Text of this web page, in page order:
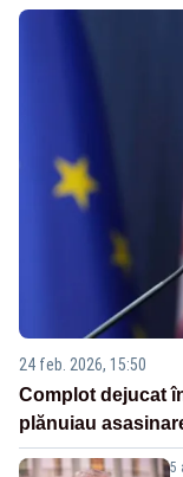
24 feb. 2026, 15:50
Complot dejucat
plănuiau
5